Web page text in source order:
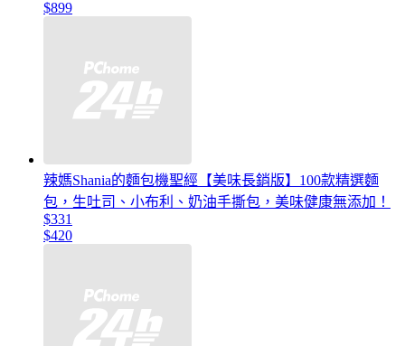
$899
辣媽Shania的麵包機聖經【美味長銷版】100款精選麵
包，生吐司、小布利、奶油手撕包，美味健康無添加！
$331
$420